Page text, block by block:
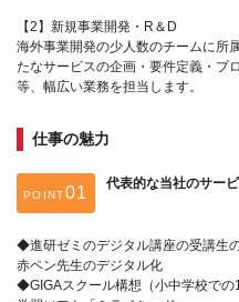
【2】新規事業開発・R＆D
海外事業開発の少人数のチームに所
たなサービスの企画・要件定義・プ
等、幅広い業務を担当します。
仕事の魅力
POINT
代表的な当社のサー
◆進研ゼミのデジタル講座の受講生
赤ペン先生のデジタル化
◆GIGAスクール構想（小中学校での